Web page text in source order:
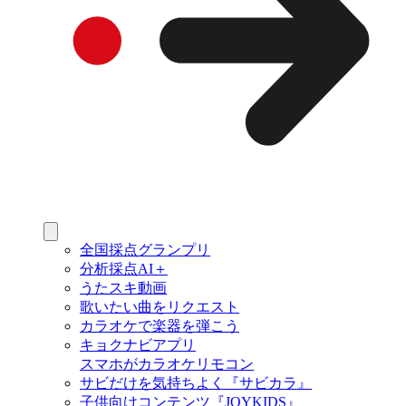
全国採点グランプリ
分析採点AI＋
うたスキ動画
歌いたい曲をリクエスト
カラオケで楽器を弾こう
キョクナビアプリ
スマホがカラオケリモコン
サビだけを気持ちよく『サビカラ』
子供向けコンテンツ『JOYKIDS』